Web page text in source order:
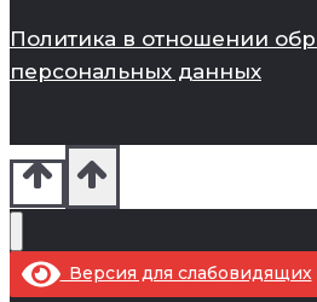
Политика в отношении
персональных данных
Версия для слабовидящих